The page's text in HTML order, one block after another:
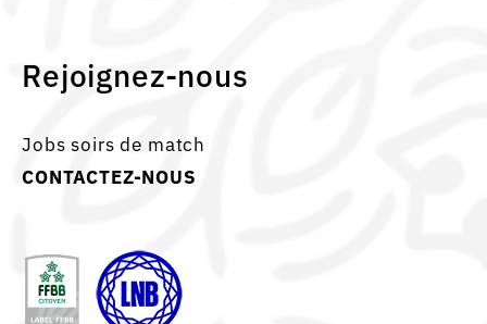
Rejoignez-nous
Jobs soirs de match
CONTACTEZ-NOUS